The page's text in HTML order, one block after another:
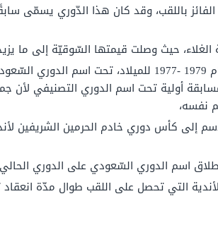
باللقب، وقد كان هذا الدّوري يسمّى
قيمتها السّوقيّة إلى ما يزيد عن 473.70 مليون دولار
تمّ تأسيس الدّوري والمباشرة بالمباريات الخاصّة به للمرّة الأولى في
في الموسم السّابق لعام (1974م – 1975م) بصيغة مسابقة أولية تحت اسم
نفسه،
1991 ميلادي، حيث تمّ تغيير الاسم إلى كأس دوري خادم
التي تحصل على اللقب طوال مدّة انعقاد